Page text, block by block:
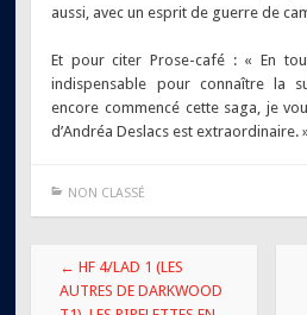
aussi, avec un esprit de guerre de
Et pour citer Prose-café : « En
indispensable pour connaître la
encore commencé cette saga, je
d’Andréa Deslacs est extraordinaire.
NON CLASSÉ
Navigation
des
← HF 4/LAD 1 (LES
AUTRES DE DARKWOOD